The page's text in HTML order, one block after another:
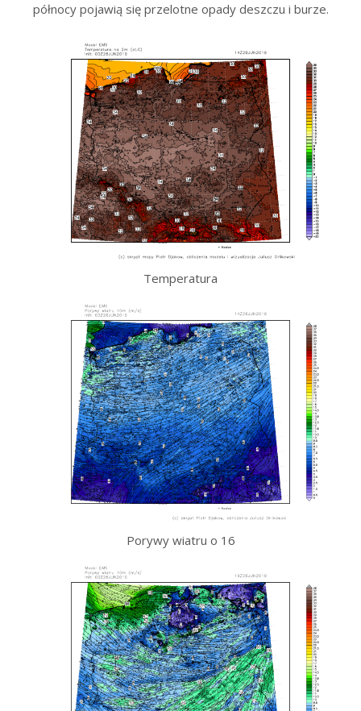
północy pojawią się przelotne opady deszczu i burze.
Temperatura
Porywy wiatru o 16